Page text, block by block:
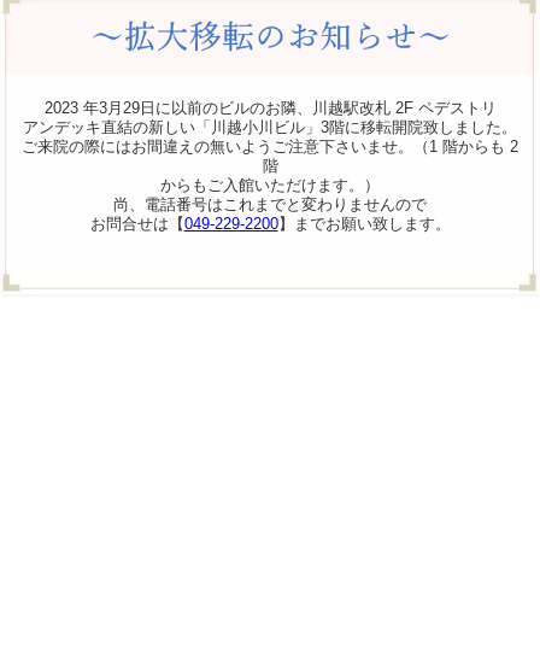
2023 年3月29日に以前のビルのお隣、川越駅改札 2F ペデストリ
アンデッキ直結の新しい「川越小川ビル」3階に移転開院致しました。
ご来院の際にはお間違えの無いようご注意下さいませ。（1 階からも 2
階
からもご入館いただけます。）
尚、電話番号はこれまでと変わりませんので
お問合せは【049-229-2200】までお願い致します。